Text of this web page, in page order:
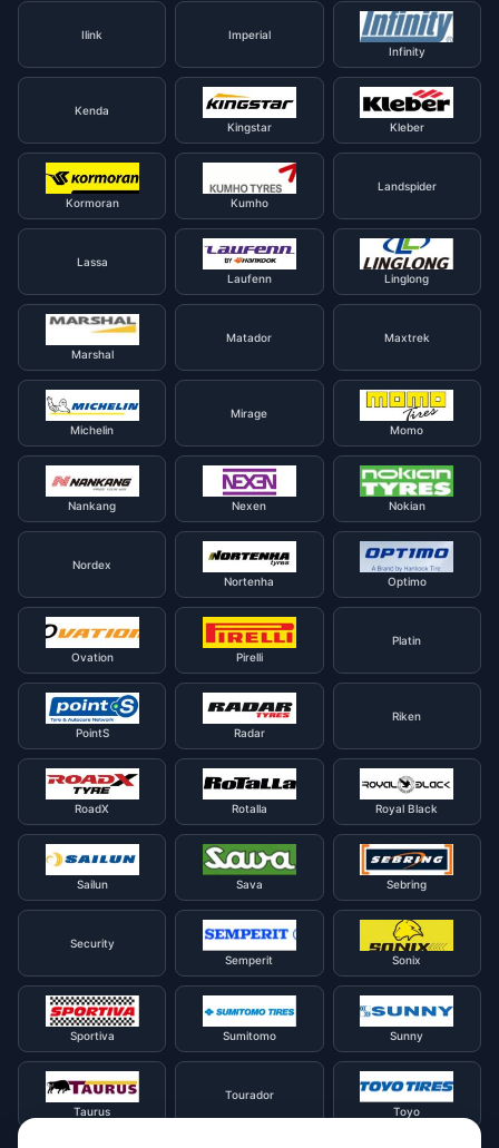
Ilink
Imperial
Infinity
Kenda
Kingstar
Kleber
Kormoran Kumho
Landspider
Lassa
Laufenn
Linglong
Marshal
Matador Maxtrek
Michelin
Mirage
Momo
Nankang Nexen Nokian
Nordex
Nortenha
Optimo
Ovation Pirelli
Platin
PointS Radar
Riken
RoadX Rotalla Royal Black
Sailun Sava Sebring
Security
Semperit
Sonix
Sportiva Sumitomo Sunny
Taurus
Tourador
Toyo